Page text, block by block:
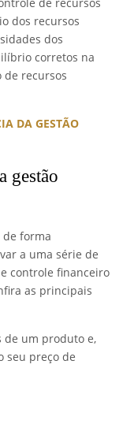
dos recursos
dos
corretos na
de recursos
DA GESTÃO
gestão
de forma
a uma série de
controle financeiro
as principais
de um produto e,
seu preço de